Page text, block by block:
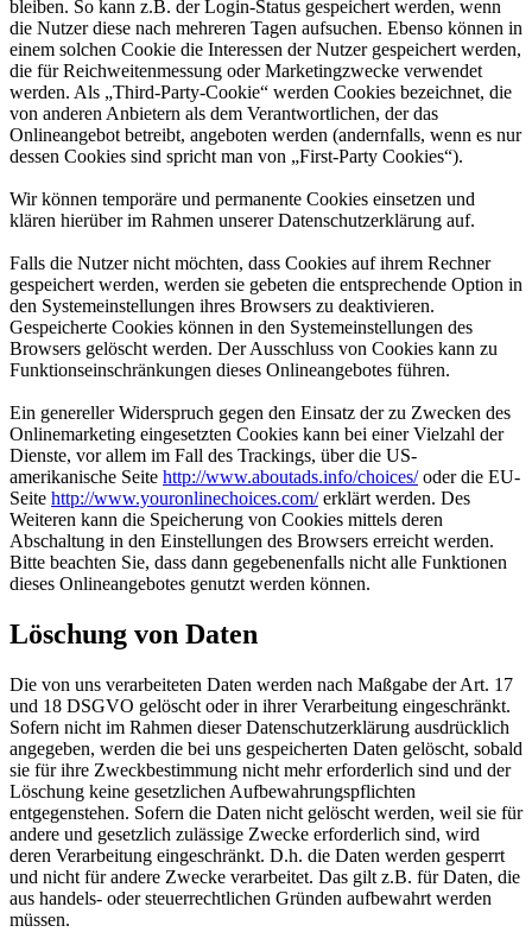
bleiben. So kann z.B. der Login-Status gespeichert werden, wenn
die Nutzer diese nach mehreren Tagen aufsuchen. Ebenso können in
einem solchen Cookie die Interessen der Nutzer gespeichert werden,
die für Reichweitenmessung oder Marketingzwecke verwendet
werden. Als „Third-Party-Cookie“ werden Cookies bezeichnet, die
von anderen Anbietern als dem Verantwortlichen, der das
Onlineangebot betreibt, angeboten werden (andernfalls, wenn es nur
dessen Cookies sind spricht man von „First-Party Cookies“).
Wir können temporäre und permanente Cookies einsetzen und
klären hierüber im Rahmen unserer Datenschutzerklärung auf.
Falls die Nutzer nicht möchten, dass Cookies auf ihrem Rechner
gespeichert werden, werden sie gebeten die entsprechende Option in
den Systemeinstellungen ihres Browsers zu deaktivieren.
Gespeicherte Cookies können in den Systemeinstellungen des
Browsers gelöscht werden. Der Ausschluss von Cookies kann zu
Funktionseinschränkungen dieses Onlineangebotes führen.
Ein genereller Widerspruch gegen den Einsatz der zu Zwecken des
Onlinemarketing eingesetzten Cookies kann bei einer Vielzahl der
Dienste, vor allem im Fall des Trackings, über die US-
amerikanische Seite http://www.aboutads.info/choices/oder die EU-
Seite http://www.youronlinechoices.com/erklärt werden. Des
Weiteren kann die Speicherung von Cookies mittels deren
Abschaltung in den Einstellungen des Browsers erreicht werden.
Bitte beachten Sie, dass dann gegebenenfalls nicht alle Funktionen
dieses Onlineangebotes genutzt werden können.
Löschung von Daten
Die von uns verarbeiteten Daten werden nach Maßgabe der Art. 17
und 18 DSGVO gelöscht oder in ihrer Verarbeitung eingeschränkt.
Sofern nicht im Rahmen dieser Datenschutzerklärung ausdrücklich
angegeben, werden die bei uns gespeicherten Daten gelöscht, sobald
sie für ihre Zweckbestimmung nicht mehr erforderlich sind und der
Löschung keine gesetzlichen Aufbewahrungspflichten
entgegenstehen. Sofern die Daten nicht gelöscht werden, weil sie für
andere und gesetzlich zulässige Zwecke erforderlich sind, wird
deren Verarbeitung eingeschränkt. D.h. die Daten werden gesperrt
und nicht für andere Zwecke verarbeitet. Das gilt z.B. für Daten, die
aus handels- oder steuerrechtlichen Gründen aufbewahrt werden
müssen.